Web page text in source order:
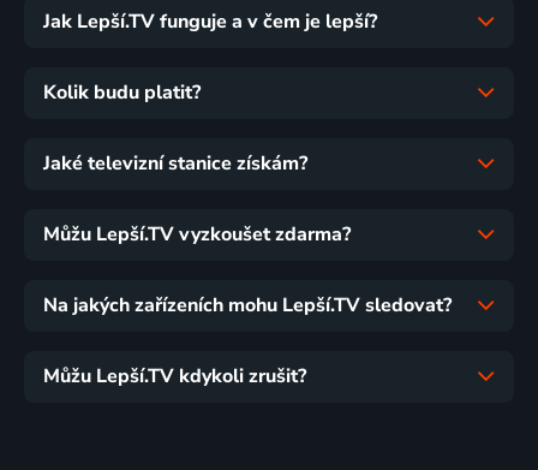
Jak Lepší.TV funguje a v čem je lepší?
Kolik budu platit?
Jaké televizní stanice získám?
Můžu Lepší.TV vyzkoušet zdarma?
Na jakých zařízeních mohu Lepší.TV sledovat?
Můžu Lepší.TV kdykoli zrušit?